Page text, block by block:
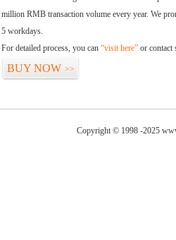
million RMB transaction volume every year. We
5 workdays.
For detailed process, you can “visit here” or contact
BUY NOW >>
Copyright © 1998 -2025